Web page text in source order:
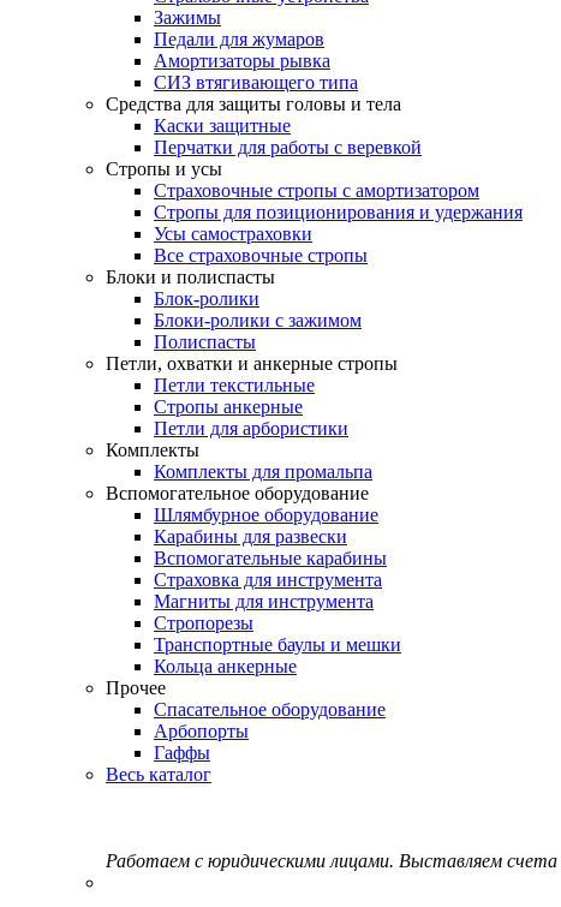
Зажимы
Педали для жумаров
Амортизаторы рывка
СИЗ втягивающего типа
Средства для защиты головы и тела
Каски защитные
Перчатки для работы с веревкой
Стропы и усы
Страховочные стропы с амортизатором
Стропы для позиционирования и удержания
Усы самостраховки
Все страховочные стропы
Блоки и полиспасты
Блок-ролики
Блоки-ролики с зажимом
Полиспасты
Петли, охватки и анкерные стропы
Петли текстильные
Стропы анкерные
Петли для арбористики
Комплекты
Комплекты для промальпа
Вспомогательное оборудование
Шлямбурное оборудование
Карабины для развески
Вспомогательные карабины
Страховка для инструмента
Магниты для инструмента
Стропорезы
Транспортные баулы и мешки
Кольца анкерные
Прочее
Спасательное оборудование
Арбопорты
Гаффы
Весь каталог
Работаем с юридическими лицами. Выставляем счета